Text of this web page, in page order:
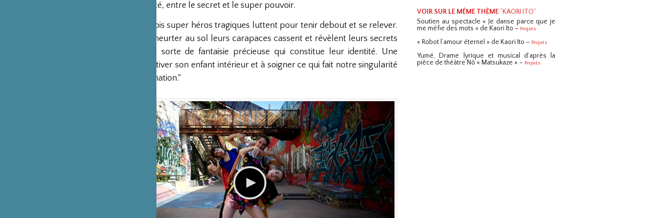
rêve et la réalité, entre le secret et le super pouvoir.
Au plateau, trois super héros tragiques luttent pour tenir debout et se relever.
A force de se heurter au sol leurs carapaces cassent et révèlent leurs secrets
enfantins, une sorte de fantaisie précieuse qui constitue leur identité. Une
invitation à cultiver son enfant intérieur et à soigner ce qui fait notre singularité
et notre imagination."
VOIR SUR LE MÊME THÈME “KAORI ITO”
Soutien au spectacle « Je danse parce que je
me méfie des mots » de Kaori Ito – Projets
« Robot l’amour éternel » de Kaori Ito – Projets
Yumé, Drame lyrique et musical d’après la
pièce de théâtre Nô « Matsukaze » – Projets